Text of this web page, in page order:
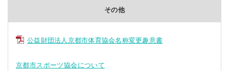
その他
公益財団法人京都市体育協会名称変更趣意書
京都市スポーツ協会について